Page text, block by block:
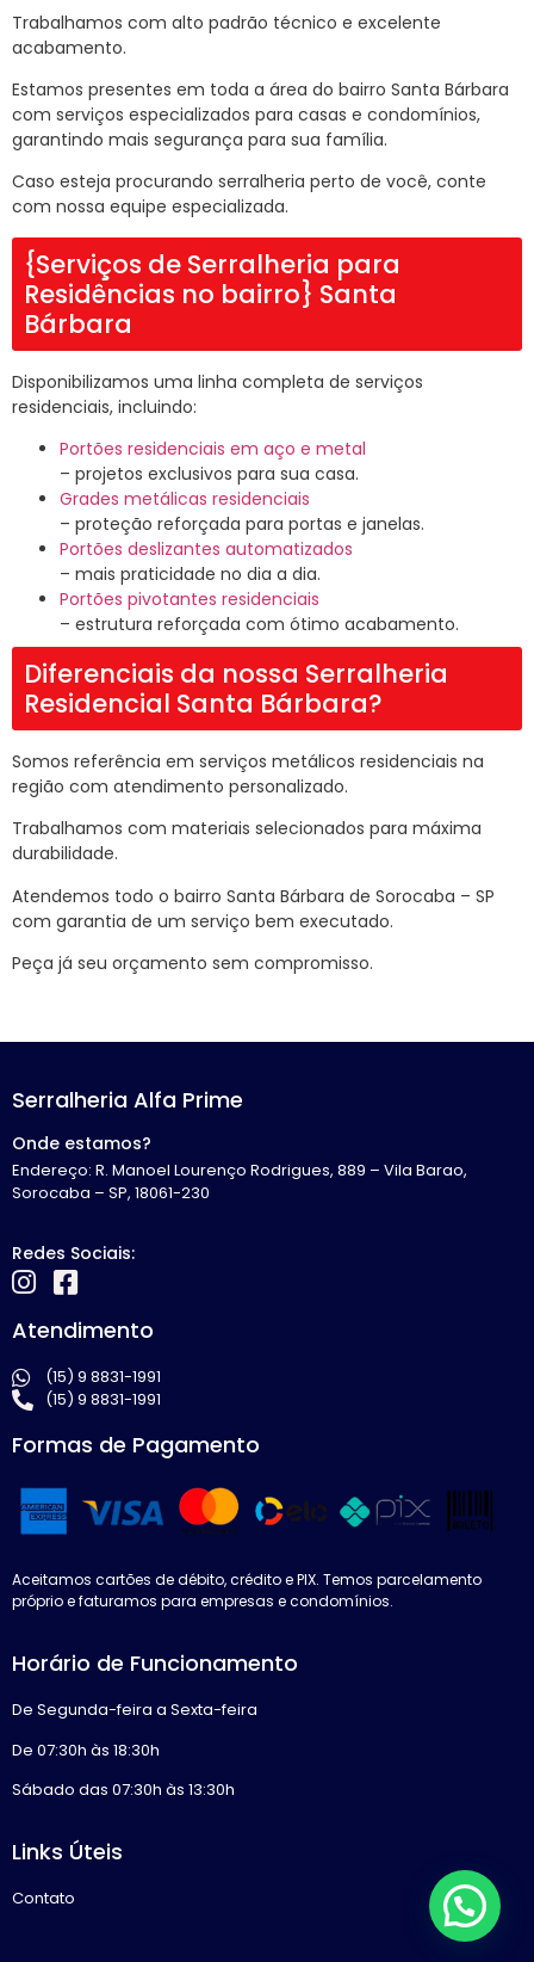
Trabalhamos com alto padrão técnico e excelente
acabamento.
Estamos presentes em toda a área do bairro Santa Bárbara
com serviços especializados para casas e condomínios,
garantindo mais segurança para sua família.
Caso esteja procurando serralheria perto de você, conte
com nossa equipe especializada.
{Serviços de Serralheria para
Residências no bairro} Santa
Bárbara
Disponibilizamos uma linha completa de serviços
residenciais, incluindo:
Portões residenciais em aço e metal
– projetos exclusivos para sua casa.
Grades metálicas residenciais
– proteção reforçada para portas e janelas.
Portões deslizantes automatizados
– mais praticidade no dia a dia.
Portões pivotantes residenciais
– estrutura reforçada com ótimo acabamento.
Diferenciais da nossa Serralheria
Residencial Santa Bárbara?
Somos referência em serviços metálicos residenciais na
região com atendimento personalizado.
Trabalhamos com materiais selecionados para máxima
durabilidade.
Atendemos todo o bairro Santa Bárbara de Sorocaba – SP
com garantia de um serviço bem executado.
Peça já seu orçamento sem compromisso.
Serralheria Alfa Prime
Onde estamos?
Endereço: R. Manoel Lourenço Rodrigues, 889 – Vila Barao,
Sorocaba – SP, 18061-230
Redes Sociais:
Atendimento
(15) 9 8831-1991
(15) 9 8831-1991
Formas de Pagamento
Aceitamos cartões de débito, crédito e PIX. Temos parcelamento
próprio e faturamos para empresas e condomínios.
Horário de Funcionamento
De Segunda-feira a Sexta-feira
De 07:30h às 18:30h
Sábado das 07:30h às 13:30h
Links Úteis
Contato